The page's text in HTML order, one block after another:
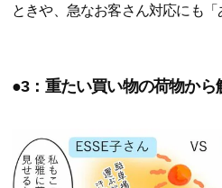
ときや、急なお客さん対応にも「
●3：重たい買い物の荷物から